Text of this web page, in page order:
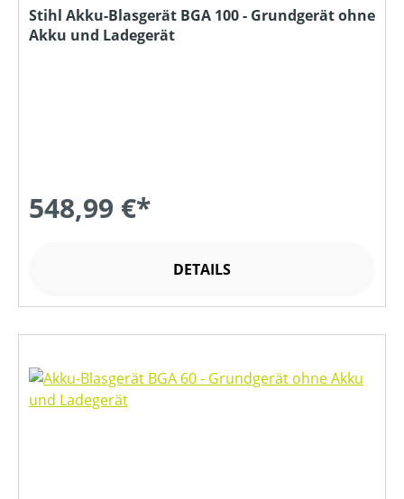
Stihl Akku-Blasgerät BGA 100 - Grundgerät ohne
Akku und Ladegerät
548,99 €*
DETAILS